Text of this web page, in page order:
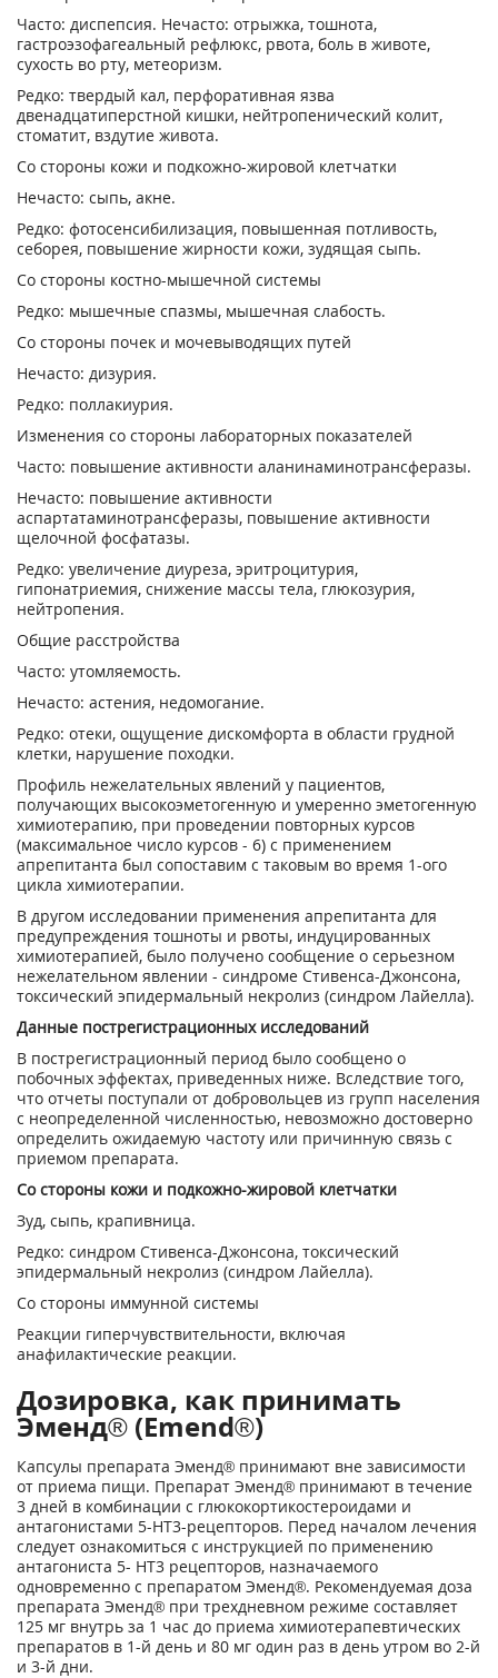
Часто: диспепсия. Нечасто: отрыжка, тошнота,
гастроэзофагеальный рефлюкс, рвота, боль в животе,
сухость во рту, метеоризм.
Редко: твердый кал, перфоративная язва
двенадцатиперстной кишки, нейтропенический колит,
стоматит, вздутие живота.
Со стороны кожи и подкожно-жировой клетчатки
Нечасто: сыпь, акне.
Редко: фотосенсибилизация, повышенная потливость,
себорея, повышение жирности кожи, зудящая сыпь.
Со стороны костно-мышечной системы
Редко: мышечные спазмы, мышечная слабость.
Со стороны почек и мочевыводящих путей
Нечасто: дизурия.
Редко: поллакиурия.
Изменения со стороны лабораторных показателей
Часто: повышение активности аланинаминотрансферазы.
Нечасто: повышение активности
аспартатаминотрансферазы, повышение активности
щелочной фосфатазы.
Редко: увеличение диуреза, эритроцитурия,
гипонатриемия, снижение массы тела, глюкозурия,
нейтропения.
Общие расстройства
Часто: утомляемость.
Нечасто: астения, недомогание.
Редко: отеки, ощущение дискомфорта в области грудной
клетки, нарушение походки.
Профиль нежелательных явлений у пациентов,
получающих высокоэметогенную и умеренно эметогенную
химиотерапию, при проведении повторных курсов
(максимальное число курсов - 6) с применением
апрепитанта был сопоставим с таковым во время 1-ого
цикла химиотерапии.
В другом исследовании применения апрепитанта для
предупреждения тошноты и рвоты, индуцированных
химиотерапией, было получено сообщение о серьезном
нежелательном явлении - синдроме Стивенса-Джонсона,
токсический эпидермальный некролиз (синдром Лайелла).
Данные пострегистрационных исследований
В пострегистрационный период было сообщено о
побочных эффектах, приведенных ниже. Вследствие того,
что отчеты поступали от добровольцев из групп населения
с неопределенной численностью, невозможно достоверно
определить ожидаемую частоту или причинную связь с
приемом препарата.
Со стороны кожи и подкожно-жировой клетчатки
Зуд, сыпь, крапивница.
Редко: синдром Стивенса-Джонсона, токсический
эпидермальный некролиз (синдром Лайелла).
Со стороны иммунной системы
Реакции гиперчувствительности, включая
анафилактические реакции.
Дозировка, как принимать
Эменд® (Emend®)
Капсулы препарата Эменд® принимают вне зависимости
от приема пищи. Препарат Эменд® принимают в течение
3 дней в комбинации с глюкокортикостероидами и
антагонистами 5-НТ3-рецепторов. Перед началом лечения
следует ознакомиться с инструкцией по применению
антагониста 5- НТ3 рецепторов, назначаемого
одновременно с препаратом Эменд®. Рекомендуемая доза
препарата Эменд® при трехдневном режиме составляет
125 мг внутрь за 1 час до приема химиотерапевтических
препаратов в 1-й день и 80 мг один раз в день утром во 2-й
и 3-й дни.